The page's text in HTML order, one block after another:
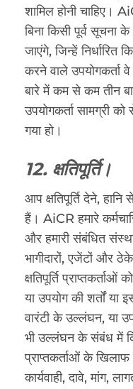
शामिल होनी चाहिए।
बिना किसी पूर्व
जाएंगे, जिन्हें
करने वाले उपयोगकर्ता
बारे में कम से कम तीन
उपयोगकर्ता सामग्री
गया हो।
12. क्षतिपूर्ति।
आप क्षतिपूर्ति देने,
हैं। AiCR हमारे
और हमारी संबंधित
भागीदारों, एजेंटों और
क्षतिपूर्ति
या उपयोग की शर्तों
वारंटी के उल्लंघन, या
भी उल्लंघन के संबंध में
प्राप्तकर्ताओं के खिलाफ
कार्यवाही, दावे, मांग,